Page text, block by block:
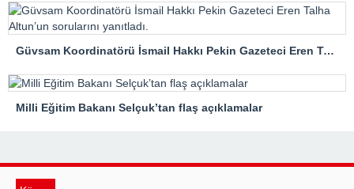
Güvsam Koordinatörü İsmail Hakkı Pekin Gazeteci Eren Talha Altun’un sorularını yanıtladı.
Milli Eğitim Bakanı Selçuk’tan flaş açıklamalar